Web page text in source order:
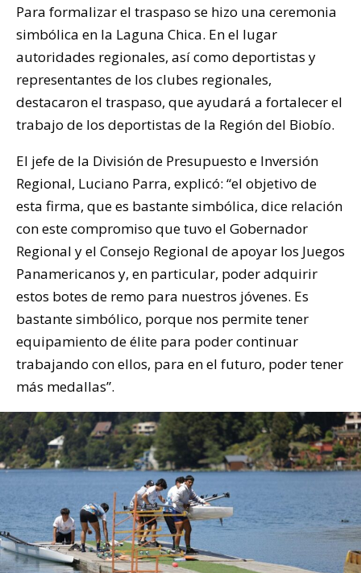
Para formalizar el traspaso se hizo una ceremonia
simbólica en la Laguna Chica. En el lugar
autoridades regionales, así como deportistas y
representantes de los clubes regionales,
destacaron el traspaso, que ayudará a fortalecer el
trabajo de los deportistas de la Región del Biobío.
El jefe de la División de Presupuesto e Inversión
Regional, Luciano Parra, explicó: “el objetivo de
esta firma, que es bastante simbólica, dice relación
con este compromiso que tuvo el Gobernador
Regional y el Consejo Regional de apoyar los Juegos
Panamericanos y, en particular, poder adquirir
estos botes de remo para nuestros jóvenes. Es
bastante simbólico, porque nos permite tener
equipamiento de élite para poder continuar
trabajando con ellos, para en el futuro, poder tener
más medallas”.